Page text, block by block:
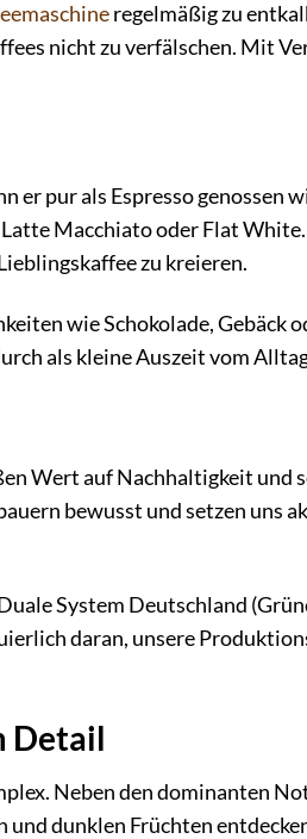
regelmäßig zu
nicht zu verfälschen. Mit
er pur als Espresso genossen
Macchiato oder Flat
zu kreieren.
wie Schokolade, Gebäck
als kleine Auszeit vom
Wert auf Nachhaltigkeit und
bewusst und setzen uns
System Deutschland
daran, unsere
Detail
Neben den dominanten
und dunklen Früchten